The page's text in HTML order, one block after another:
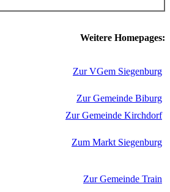
Weitere Homepages:
Zur VGem Siegenburg
Zur Gemeinde Biburg
Zur Gemeinde Kirchdorf
Zum Markt Siegenburg
Zur Gemeinde Train